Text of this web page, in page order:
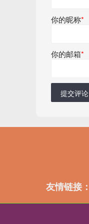
你的昵称*
你的邮箱*
提交评论
友情链接：